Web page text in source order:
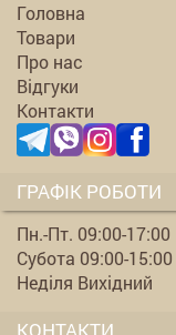
Головна
Товари
Про нас
Відгуки
Контакти
ГРАФІК РОБОТИ
Пн.-Пт. 09:00-17:00
Субота 09:00-15:00
Неділя Вихідний